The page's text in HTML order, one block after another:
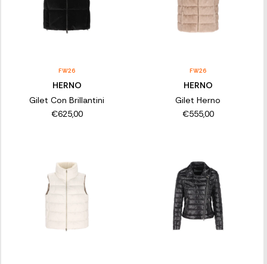
FW26
HERNO
Gilet Con Brillantini
€625,00
FW26
HERNO
Gilet Herno
€555,00